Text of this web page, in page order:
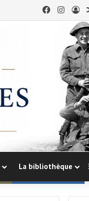
Facebook
La bibliothèque